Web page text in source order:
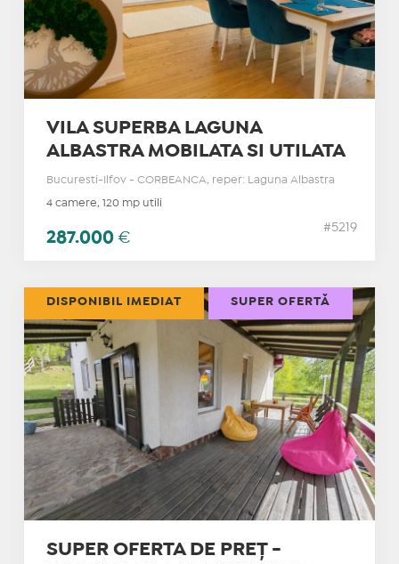
VILA SUPERBA LAGUNA
ALBASTRA MOBILATA SI UTILATA
Bucuresti-Ilfov - CORBEANCA, reper: Laguna Albastra
4 camere, 120 mp utili
287.000 €
#5219
SUPER OFERTA DE PREȚ -
DISPONIBIL IMEDIAT SUPER OFERTĂ